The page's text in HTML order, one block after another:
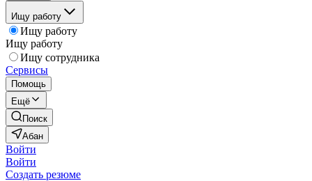
Ищу работу
Ищу работу
Ищу работу
Ищу сотрудника
Сервисы
Помощь
Ещё
Поиск
Абан
Войти
Войти
Создать резюме